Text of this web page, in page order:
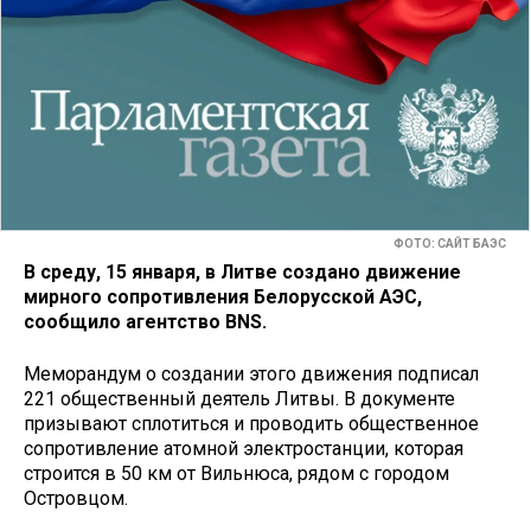
ФОТО: САЙТ БАЭС
В среду, 15 января, в Литве создано движение
мирного сопротивления Белорусской АЭС,
сообщило агентство BNS.
Меморандум о создании этого движения подписал
221 общественный деятель Литвы. В документе
призывают сплотиться и проводить общественное
сопротивление атомной электростанции, которая
строится в 50 км от Вильнюса, рядом с городом
Островцом.